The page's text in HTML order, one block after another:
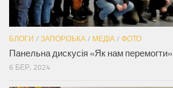
БЛОГИ / ЗАПОРІЗЬКА / МЕДІА / ФОТО
Панельна дискусія «Як нам перемогти»
6 БЕР, 2024